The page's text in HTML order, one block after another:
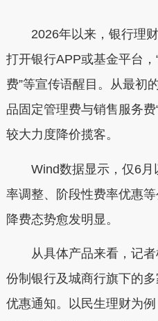
2026年以来，银行理财
打开银行APP或基金平台，
费”等宣传语醒目。从最初
品固定管理费与销售服务
较大力度降价揽客。
Wind数据显示，仅6月
率调整、阶段性费率优惠
降费态势愈发明显。
从具体产品来看，记者
份制银行及城商行旗下的
优惠通知。以民生理财为